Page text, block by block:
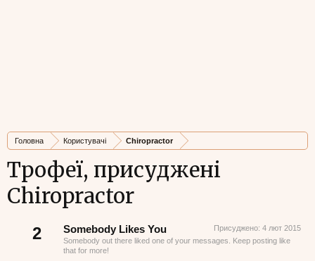
Головна Користувачі Chiropractor
Трофеї, присуджені
Chiropractor
2 Присуджено: 4 лют 2015
Somebody Likes You
Somebody out there liked one of your messages. Keep posting like
that for more!